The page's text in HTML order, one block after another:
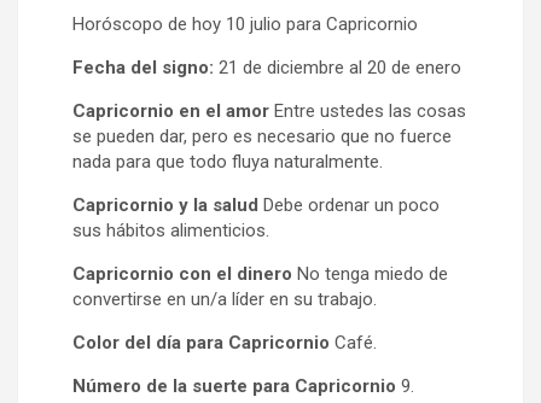
Horóscopo de hoy 10 julio para Capricornio
Fecha del signo: 21 de diciembre al 20 de enero
Capricornio en el amor Entre ustedes las cosas
se pueden dar, pero es necesario que no fuerce
nada para que todo fluya naturalmente.
Capricornio y la salud Debe ordenar un poco
sus hábitos alimenticios.
Capricornio con el dinero No tenga miedo de
convertirse en un/a líder en su trabajo.
Color del día para Capricornio Café.
Número de la suerte para Capricornio 9.